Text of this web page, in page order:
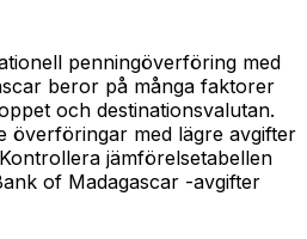
penningöverföring med
beror på många faktorer
och destinationsvalutan.
överföringar med lägre avgifter
jämförelsetabellen
of Madagascar -avgifter